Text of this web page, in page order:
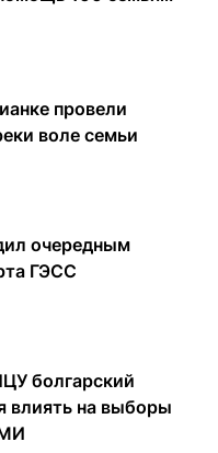
провели
воле семьи
очередным
ГЭСС
болгарский
влиять на выборы